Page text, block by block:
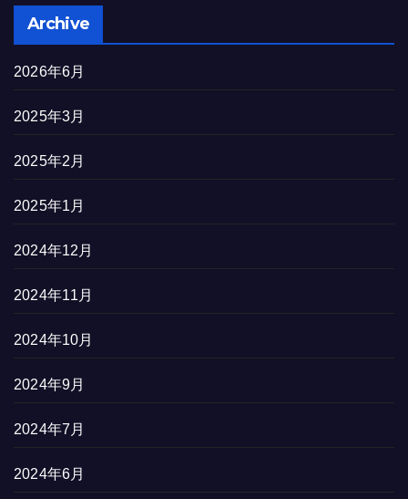
Archive
2026年6月
2025年3月
2025年2月
2025年1月
2024年12月
2024年11月
2024年10月
2024年9月
2024年7月
2024年6月